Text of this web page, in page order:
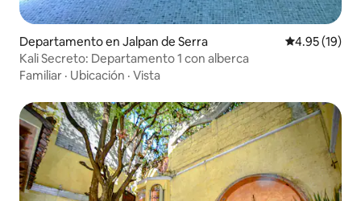
Departamento en Jalpan de Serra Calificación
4.95 (19)
Kali Secreto: Departamento 1 con alberca
Familiar · Ubicación · Vista